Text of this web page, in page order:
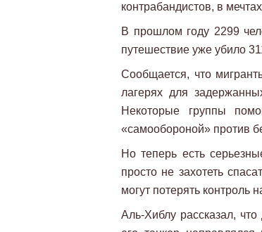
контрабандистов, в
В прошлом году 2299
путешествие уже убило
Сообщается, что
лагерях для
Некоторые группы
«самообороной» против
Но теперь есть
просто не захотеть
могут потерять контроль
Аль-Хиблу рассказал,